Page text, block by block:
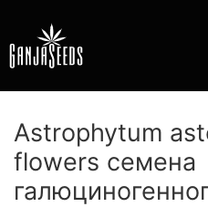
Astrophytum
flowers семена